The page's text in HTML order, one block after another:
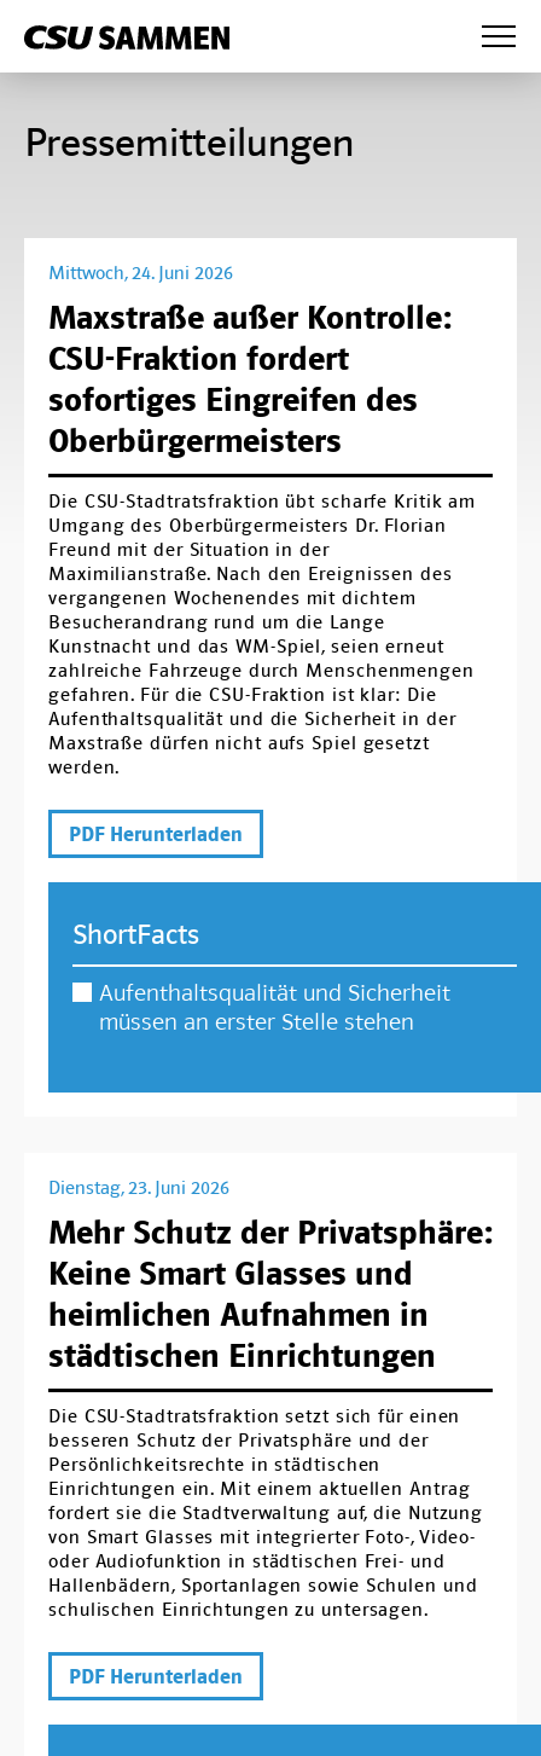
Wahlprogramm
Partei
Mandatsträger
Bezirksvorstand
Kreisverband Augsburg-West
Kreisverband Augsburg-Ost
Ortsverbände
Arbeitsgemeinschaften
Arbeitskreise
Kontakt
Fraktion
Fraktionsvorstand
Mitglieder
Bürgermeister und Referenten
CSU Augsburg
Pressemitteilungen
Mittwoch, 24. Juni 2026
Maxstraße außer Kontrolle:
CSU-Fraktion fordert
sofortiges Eingreifen des
Oberbürgermeisters
Die CSU-Stadtratsfraktion übt scharfe Kritik am
Umgang des Oberbürgermeisters Dr. Florian
Freund mit der Situation in der
Maximilianstraße. Nach den Ereignissen des
vergangenen Wochenendes mit dichtem
Besucherandrang rund um die Lange
Kunstnacht und das WM-Spiel, seien erneut
zahlreiche Fahrzeuge durch Menschenmengen
gefahren. Für die CSU-Fraktion ist klar: Die
Aufenthaltsqualität und die Sicherheit in der
Maxstraße dürfen nicht aufs Spiel gesetzt
werden.
PDF Herunterladen
ShortFacts
Aufenthaltsqualität und Sicherheit
müssen an erster Stelle stehen
Dienstag, 23. Juni 2026
Mehr Schutz der Privatsphäre:
Keine Smart Glasses und
heimlichen Aufnahmen in
städtischen Einrichtungen
Die CSU-Stadtratsfraktion setzt sich für einen
besseren Schutz der Privatsphäre und der
Persönlichkeitsrechte in städtischen
Einrichtungen ein. Mit einem aktuellen Antrag
fordert sie die Stadtverwaltung auf, die Nutzung
von Smart Glasses mit integrierter Foto-, Video-
oder Audiofunktion in städtischen Frei- und
Hallenbädern, Sportanlagen sowie Schulen und
schulischen Einrichtungen zu untersagen.
PDF Herunterladen